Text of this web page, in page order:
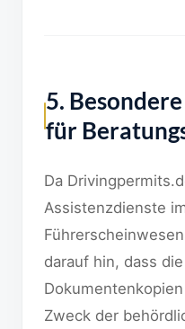
5.
für
Da
Assistenzdienste
darauf hin, dass
Zweck der